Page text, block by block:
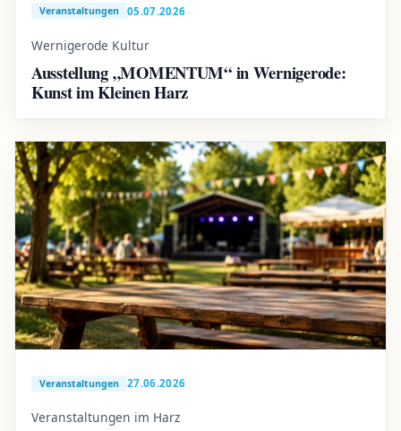
Veranstaltungen 05.07.2026
Wernigerode Kultur
Ausstellung „MOMENTUM“ in Wernigerode:
Kunst im Kleinen Harz
Veranstaltungen 27.06.2026
Veranstaltungen im Harz